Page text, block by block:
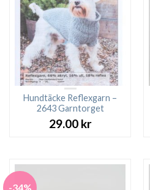
Hundtäcke Reflexgarn –
2643 Garntorget
29.00 kr
-34%